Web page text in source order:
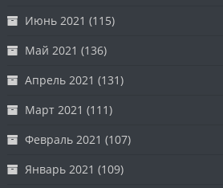
Июнь 2021 (115)
Май 2021 (136)
Апрель 2021 (131)
Март 2021 (111)
Февраль 2021 (107)
Январь 2021 (109)